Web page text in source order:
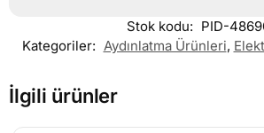
Stok kodu: PID-
Kategoriler: Aydınlatma Ürünleri,
İlgili ürünler